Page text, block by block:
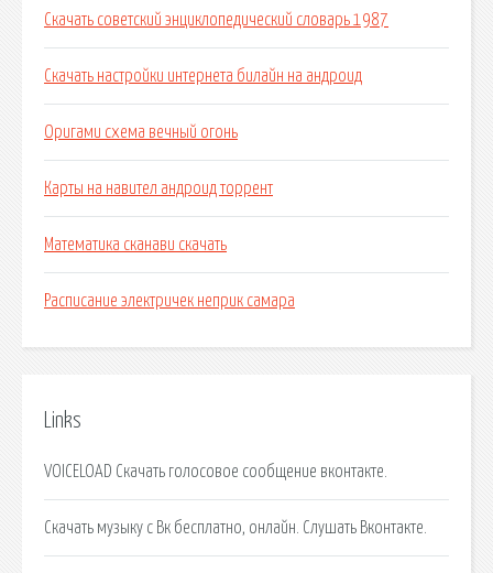
Скачать советский энциклопедический словарь 1987
Скачать настройки интернета билайн на андроид
Оригами схема вечный огонь
Карты на навител андроид торрент
Математика сканави скачать
Расписание электричек неприк самара
Links
VOICELOAD Скачать голосовое сообщение вконтакте.
Скачать музыку с Вк бесплатно, онлайн. Слушать Вконтакте.